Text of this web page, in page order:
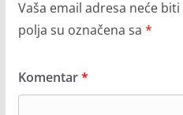
Vaša email adresa neće
polja su označena sa *
Komentar*